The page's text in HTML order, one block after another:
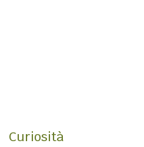
Curiosità